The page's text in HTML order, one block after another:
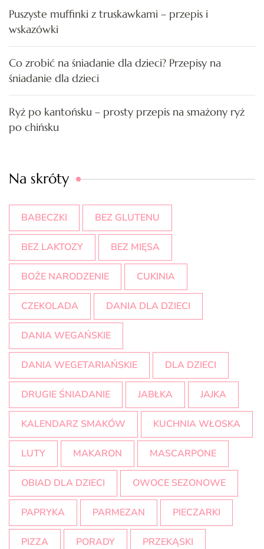
Puszyste muffinki z truskawkami – przepis i
wskazówki
Co zrobić na śniadanie dla dzieci? Przepisy na
śniadanie dla dzieci
Ryż po kantońsku – prosty przepis na smażony ryż
po chińsku
Na skróty
BABECZKI BEZ GLUTENU
BEZ LAKTOZY BEZ MIĘSA
BOŻE NARODZENIE CUKINIA
CZEKOLADA DANIA DLA DZIECI
DANIA WEGAŃSKIE
DANIA WEGETARIAŃSKIE DLA DZIECI
DRUGIE ŚNIADANIE JABŁKA JAJKA
KALENDARZ SMAKÓW KUCHNIA WŁOSKA
LUTY MAKARON MASCARPONE
OBIAD DLA DZIECI OWOCE SEZONOWE
PAPRYKA PARMEZAN PIECZARKI
PIZZA PORADY PRZEKĄSKI